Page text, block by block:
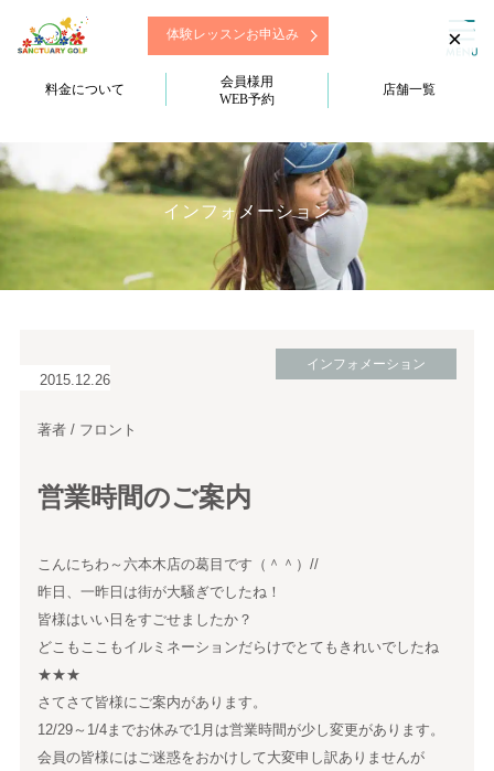
体験レッスンお申込み
料金について
会員様用
WEB予約
店舗一覧
インフォメーション
2015.12.26
インフォメーション
著者 / フロント
営業時間のご案内
こんにちわ～六本木店の葛目です（＾＾）//
昨日、一昨日は街が大騒ぎでしたね！
皆様はいい日をすごせましたか？
どこもここもイルミネーションだらけでとてもきれいでしたね
★★★
さてさて皆様にご案内があります。
12/29～1/4までお休みで1月は営業時間が少し変更があります。
会員の皆様にはご迷惑をおかけして大変申し訳ありませんが
×